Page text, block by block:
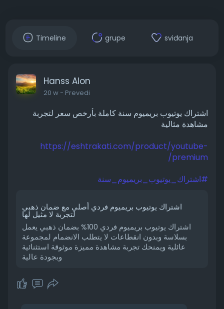
Timeline grupe sviđanja
Hanss Alon
20 w- Prevedi
اشتراك يوتيوب بريميوم سنة كاملة بأرخص سعر لتجربة
مشاهدة مثالية
https://eshtrakati.com/product/youtube-
premium/
#اشتراك_يوتيوب_بريميوم_سنة
اشتراك يوتيوب بريميوم فردي أصلي مع ضمان ذهبي
لتجربة لا مثيل لها
اشتراك يوتيوب بريميوم فردي 100% بضمان ذهبي يعمل
بسلاسة وبدون انقطاعات لا يتطلب الانضمام لمجموعة
عائلية ويمنحك تجربة مشاهدة مميزة موثوقة استثنائية
وبجودة عالية